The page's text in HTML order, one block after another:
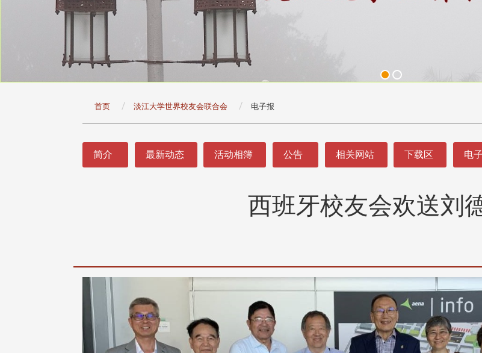
首页 淡江大学世界校友会联合会 电子报
简介 最新动态 活动相簿 公告 相关网站 下载区 电
西班牙校友会欢送刘